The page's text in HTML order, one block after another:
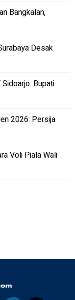
Bangkalan,
Desak
Bupati
2026: Persija
Voli Piala Wali